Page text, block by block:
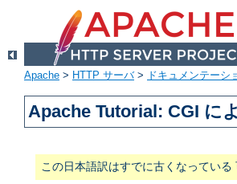
Apache > HTTP サーバ> ドキュメンテーシ
Apache Tutorial: CGI に
この日本語訳はすでに古くなってい